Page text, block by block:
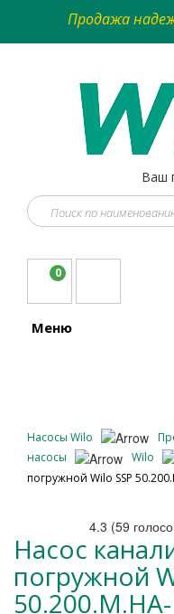
Продажа
Ваш
0
Меню
Насосы Wilo
насосы
Wilo
погружной Wilo SSP
4.3 (59
Насос
погружной
50.200.M.HA-